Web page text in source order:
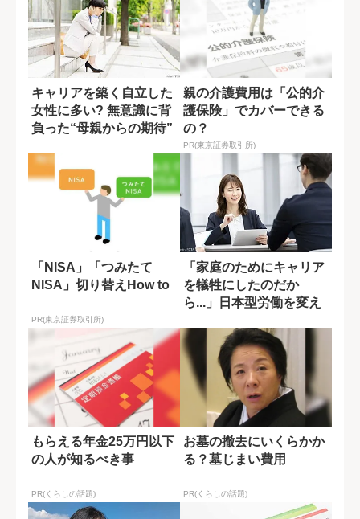
キャリアを築く自立した
女性に多い? 無意識に背
負った“母親からの期待”
親の介護費用は「公的介
護保険」でカバーできる
の？
PR(東京証券取引所)
「NISA」「つみたて
NISA」切り替えHow to
PR(東京証券取引所)
「家庭のためにキャリア
を犠牲にしたのだか
ら...」日本型労働を変え
もらえる年金25万円以下
の人が知るべき事
PR(くらしの話題)
お墓の撤去にいくらかか
る？墓じまい費用
PR(くらしの話題)